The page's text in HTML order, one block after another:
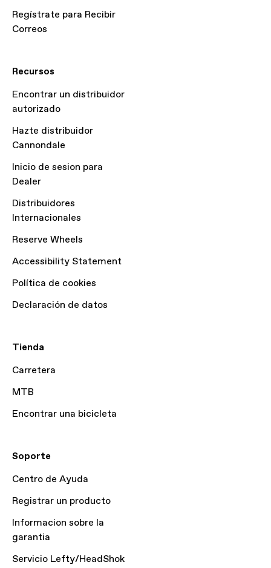
Regístrate para Recibir
Correos
Recursos
Encontrar un distribuidor
autorizado
Hazte distribuidor
Cannondale
Inicio de sesion para
Dealer
Distribuidores
Internacionales
Reserve Wheels
Accessibility Statement
Política de cookies
Declaración de datos
Tienda
Carretera
MTB
Encontrar una bicicleta
Soporte
Centro de Ayuda
Registrar un producto
Informacion sobre la
garantia
Servicio Lefty/HeadShok